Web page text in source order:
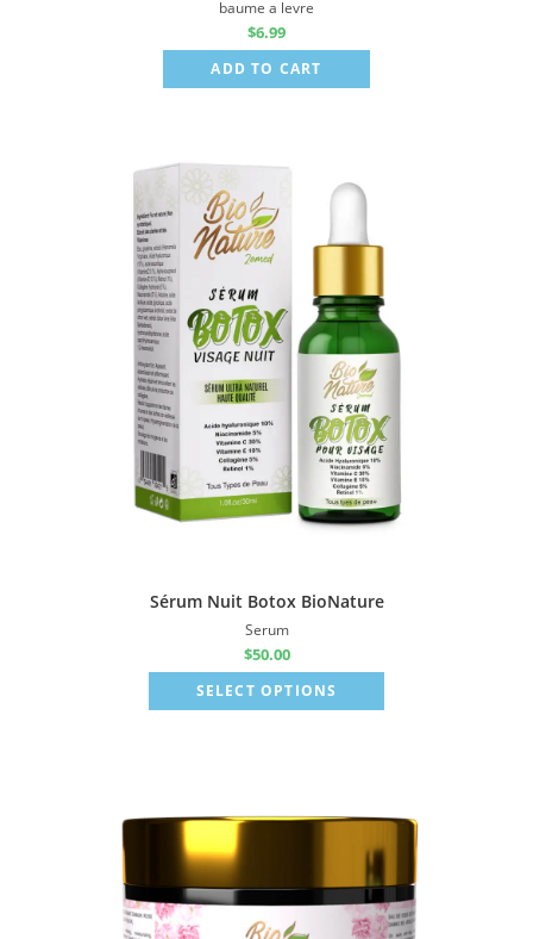
baume a levre
$6.99
ADD TO CART
Sérum Nuit Botox BioNature
Serum
$50.00
SELECT OPTIONS